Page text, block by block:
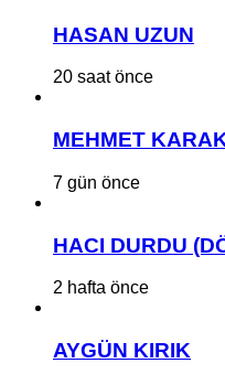
HASAN UZUN
20 saat önce
MEHMET
7 gün önce
HACI DURDU
2 hafta önce
AYGÜN KIRIK